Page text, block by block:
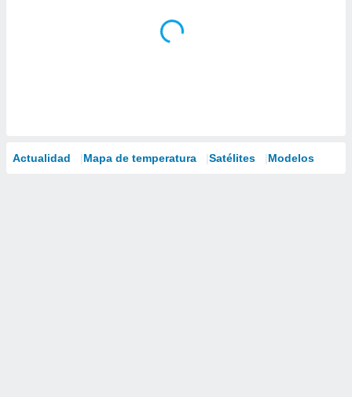
Actualidad Mapa de temperatura Satélites Modelos